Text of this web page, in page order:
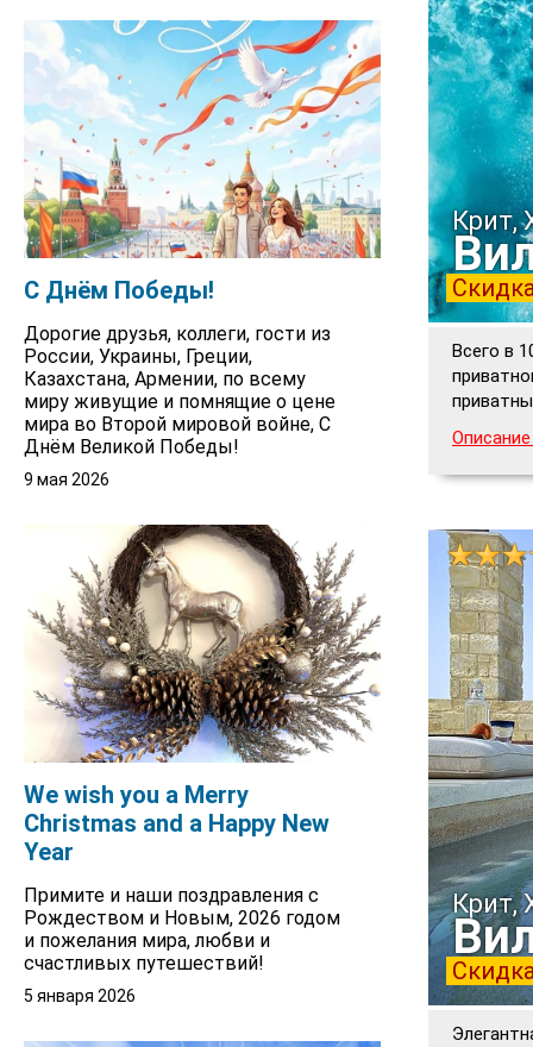
С Днём Победы!
Дорогие друзья, коллеги, гости из
России, Украины, Греции,
Казахстана, Армении, по всему
миру живущие и помнящие о цене
мира во Второй мировой войне, С
Днём Великой Победы!
9 мая 2026
We wish you a Merry
Christmas and a Happy New
Year
Примите и наши поздравления с
Рождеством и Новым, 2026 годом
и пожелания мира, любви и
счастливых путешествий!
5 января 2026
Крит,
Всего в
Крит,